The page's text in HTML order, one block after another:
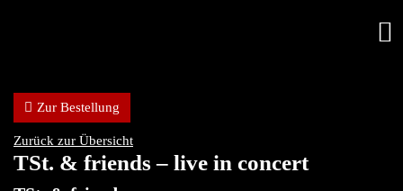
Zur Bestellung
Zurück zur Übersicht
TSt. & friends – live in concert